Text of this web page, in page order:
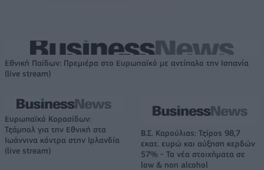
Εθνική Παίδων: Πρεμιέρα στο Ευρωπαϊκό με αντίπαλο την Ισπανία
(live stream)
Ευρωπαϊκό Κορασίδων:
Τζάμπολ για την Εθνική στα
Ιωάννινα κόντρα στην Ιρλανδία
(live stream)
Β.Σ. Καρούλιας: Τζίρος 98,7
εκατ. ευρώ και αύξηση κερδών
57% - Τα νέα στοιχήματα σε
low & non alcohol